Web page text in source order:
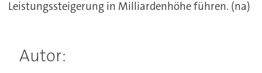
Leistungssteigerung in Milliardenhöhe führen. (na)
Autor: